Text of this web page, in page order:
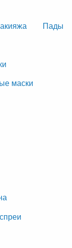
Пады
маски